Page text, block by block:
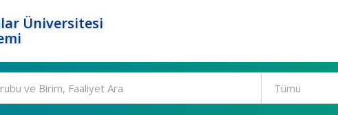
Üniversitesi